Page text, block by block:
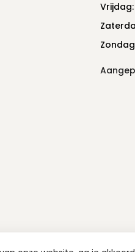
Vrijdag: